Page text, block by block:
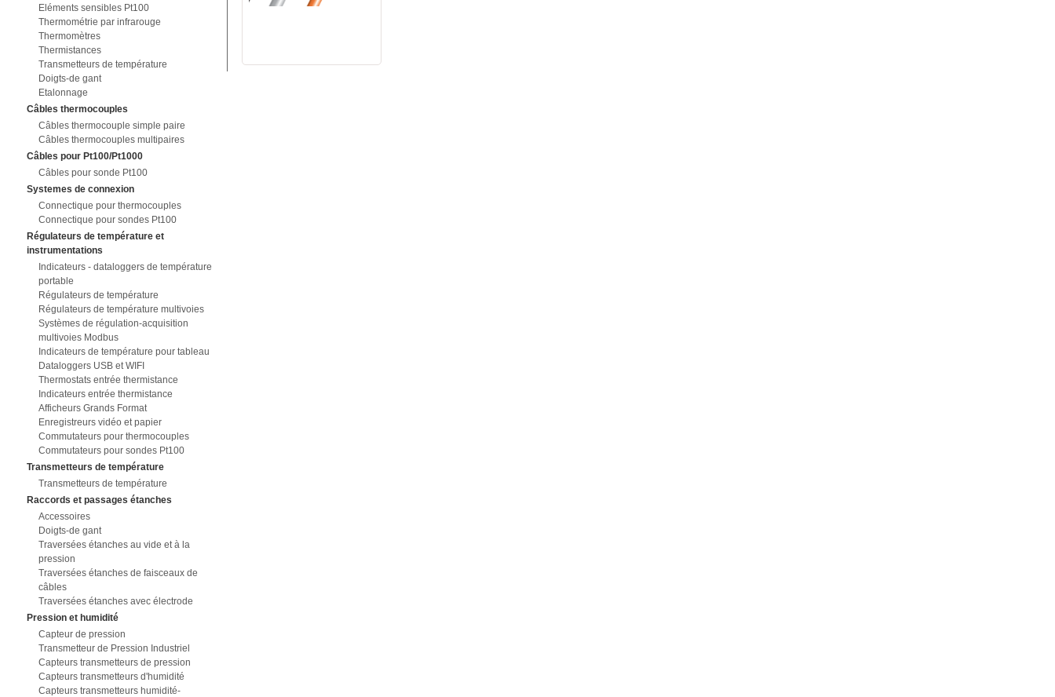
Eléments sensibles Pt100
Thermométrie par infrarouge
Thermomètres
Thermistances
Transmetteurs de température
Doigts-de gant
Etalonnage
Câbles thermocouples
Câbles thermocouple simple paire
Câbles thermocouples multipaires
Câbles pour Pt100/Pt1000
Câbles pour sonde Pt100
Systemes de connexion
Connectique pour thermocouples
Connectique pour sondes Pt100
Régulateurs de température et
instrumentations
Indicateurs - dataloggers de température
portable
Régulateurs de température
Régulateurs de température multivoies
Systèmes de régulation-acquisition
multivoies Modbus
Indicateurs de température pour tableau
Dataloggers USB et WIFI
Thermostats entrée thermistance
Indicateurs entrée thermistance
Afficheurs Grands Format
Enregistreurs vidéo et papier
Commutateurs pour thermocouples
Commutateurs pour sondes Pt100
Transmetteurs de température
Transmetteurs de température
Raccords et passages étanches
Accessoires
Doigts-de gant
Traversées étanches au vide et à la
pression
Traversées étanches de faisceaux de
câbles
Traversées étanches avec électrode
Pression et humidité
Capteur de pression
Transmetteur de Pression Industriel
Capteurs transmetteurs de pression
Capteurs transmetteurs d'humidité
Capteurs transmetteurs humidité-